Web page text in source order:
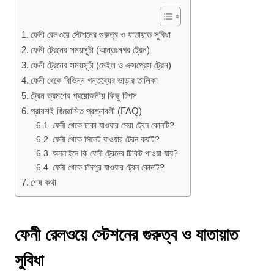
ফেনী রেলওয়ে স্টেশনের গুরুত্ব ও যাতায়াত সুবিধা
ফেনী ট্রেনের সময়সূচী (আন্তঃনগর ট্রেন)
ফেনী ট্রেনের সময়সূচী (মেইল ও এক্সপ্রেস ট্রেন)
ফেনী থেকে বিভিন্ন গন্তব্যের ভাড়ার তালিকা
ট্রেন ভ্রমণের প্রয়োজনীয় কিছু টিপস
প্রায়শই জিজ্ঞাসিত প্রশ্নাবলী (FAQ)
ফেনী থেকে ঢাকা যাওয়ার সেরা ট্রেন কোনটি?
ফেনী থেকে সিলেট যাওয়ার ট্রেন কয়টি?
অনলাইনে কি ফেনী ট্রেনের টিকিট পাওয়া যায়?
ফেনী থেকে চাঁদপুর যাওয়ার ট্রেন কোনটি?
শেষ কথা
ফেনী রেলওয়ে স্টেশনের গুরুত্ব ও যাতায়াত
সুবিধা